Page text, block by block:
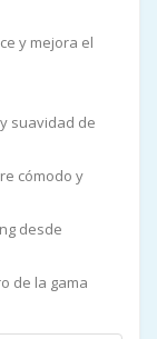
y mejora el
suavidad de
cómodo y
desde
de la gama